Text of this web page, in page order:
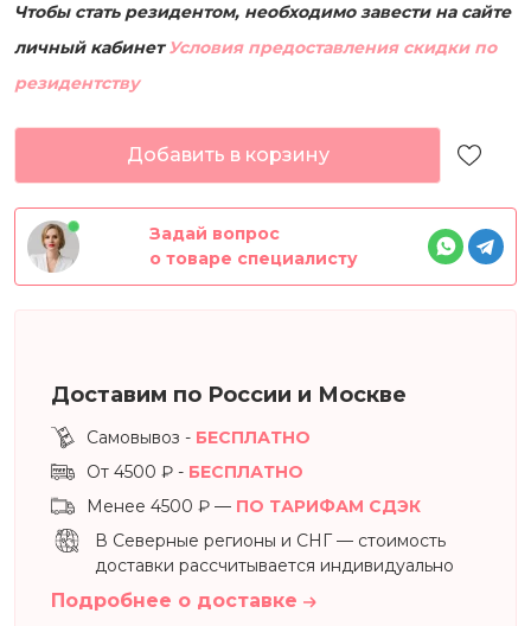
Чтобы стать резидентом, необходимо завести на сайте
личный кабинетУсловия предоставления скидки по
резидентству
Добавить в корзину
Задай вопрос
о товаре специалисту
Доставим по России и Москве
Самовывоз - БЕСПЛАТНО
От 4500 ₽ - БЕСПЛАТНО
Менее 4500 ₽ — ПО ТАРИФАМ СДЭК
В Северные регионы и СНГ — стоимость
доставки рассчитывается индивидуально
Подробнее о доставке